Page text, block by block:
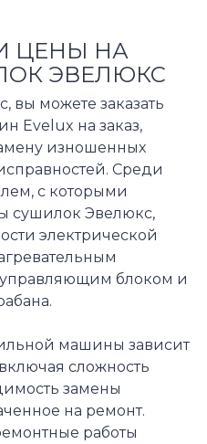
ЦЕНЫ НА
ЭВЕЛЮКС
вы можете заказать
Evelux на заказ,
изношенных
Среди
с которыми
сушилок Эвелюкс,
электрической
блоком и
машины зависит
сложность
замены
на ремонт.
работы